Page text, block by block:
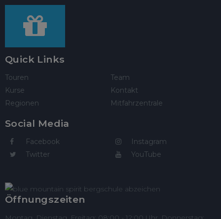
Quick Links
Touren
Kurse
Regionen
Team
Kontakt
Mitfahrzentrale
Social Media
Facebook
Twitter
Instagram
YouTube
Öffnungszeiten